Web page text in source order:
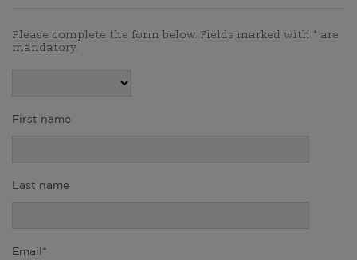
Please complete the form below. Fields marked with * are
mandatory.
First name
Last name
Email*